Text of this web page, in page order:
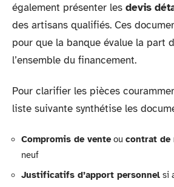
également présenter les devis
des artisans qualifiés. Ces
pour que la banque évalue la part
l’ensemble du financement.
Pour clarifier les pièces
liste suivante synthétise les
Compromis de venteou contrat de
neuf
Justificatifs d’apport personnel si